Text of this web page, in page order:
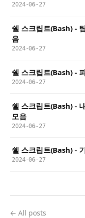
2024-06-27
쉘 스크립트(Bash) -
음
2024-06-27
쉘 스크립트(Bash) -
2024-06-27
쉘 스크립트(Bash) -
모음
2024-06-27
쉘 스크립트(Bash) -
2024-06-27
← All posts